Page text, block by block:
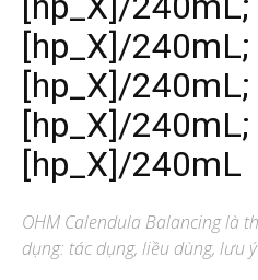
[hp_X]/240mL;
[hp_X]/240mL;
[hp_X]/240mL;
[hp_X]/240mL
OHM Calendula Balancinglà
dụng: tác dụng, liều dùng, lưu